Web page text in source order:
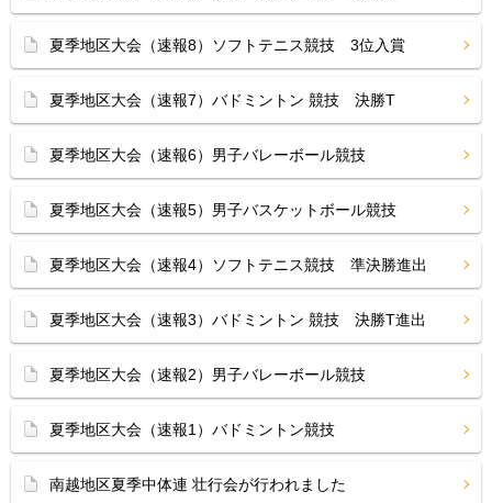
夏季地区大会（速報8）ソフトテニス競技 3位入賞
夏季地区大会（速報7）バドミントン 競技 決勝T
夏季地区大会（速報6）男子バレーボール競技
夏季地区大会（速報5）男子バスケットボール競技
夏季地区大会（速報4）ソフトテニス競技 準決勝進出
夏季地区大会（速報3）バドミントン 競技 決勝T進出
夏季地区大会（速報2）男子バレーボール競技
夏季地区大会（速報1）バドミントン競技
南越地区夏季中体連 壮行会が行われました